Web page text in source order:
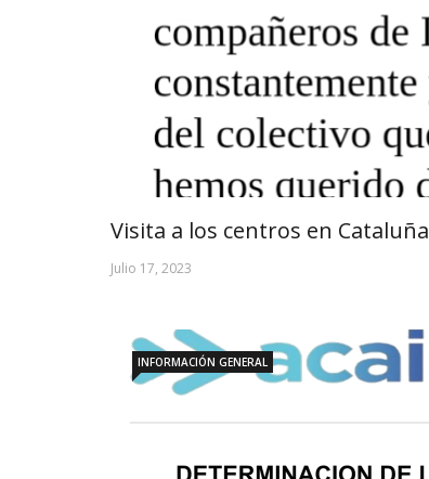
Visita a los centros en Cataluña
Julio 17, 2023
INFORMACIÓN GENERAL